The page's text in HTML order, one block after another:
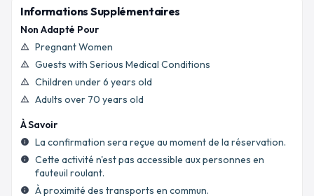
Informations Supplémentaires
Non Adapté Pour
warning_amber Pregnant Women
warning_amber Guests with Serious Medical Conditions
warning_amber Children under 6 years old
warning_amber
Adults over 70 years old
À Savoir
info La confirmation sera reçue au moment de la réservation.
info
Cette activité n'est pas accessible aux personnes en
fauteuil roulant.
info À proximité des transports en commun.